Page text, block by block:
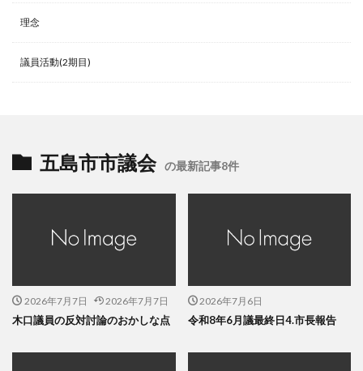
理念
議員活動(2期目)
五島市市議会 の最新記事8件
2026年7月7日 2026年7月7日
木口議員の反対討論のおかしな点
2026年7月6日
令和8年6月議最終日4.市長報告